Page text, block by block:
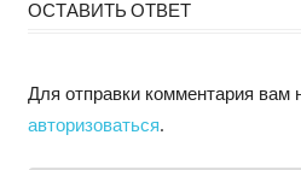
ОСТАВИТЬ ОТВЕТ
Для отправки комментария вам
авторизоваться.